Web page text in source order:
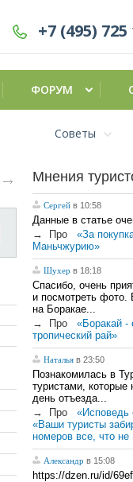
+7 (495) 725
ФОРУМ
Советы
Мнения
Сергей в 10:58
Данные в статье
→
Про
«За
Маньчжурию»
Шухер в 18:18
Спасибо, очень
и посмотреть фото.
на Боракае...
→
Про
«Боракай -
тропический рай»
Наталья в 23:50
Познакомилась в
туристами, которые
день отъезда...
→
Про
«Исповедь
«Ваши туристы
номеров все, что не
Александр в 15:08
https://dzen.ru/id/